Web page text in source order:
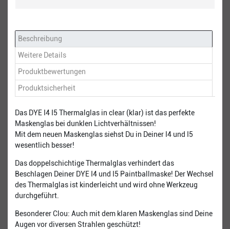
Beschreibung
Weitere Details
Produktbewertungen
Produktsicherheit
Das DYE I4 I5 Thermalglas in clear (klar) ist das perfekte
Maskenglas bei dunklen Lichtverhältnissen!
Mit dem neuen Maskenglas siehst Du in Deiner I4 und I5
wesentlich besser!
Das doppelschichtige Thermalglas verhindert das
Beschlagen Deiner DYE I4 und I5 Paintballmaske! Der Wechsel
des Thermalglas ist kinderleicht und wird ohne Werkzeug
durchgeführt.
Besonderer Clou: Auch mit dem klaren Maskenglas sind Deine
Augen vor diversen Strahlen geschützt!